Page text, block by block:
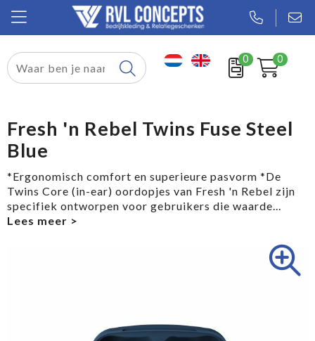
0 0
Relatiegeschenken
Tassen
Sport
Werkkleding
Fresh 'n Rebel Twins Fuse Steel
Blue
*Ergonomisch comfort en superieure pasvorm *De
Twins Core (in-ear) oordopjes van Fresh 'n Rebel zijn
specifiek ontworpen voor gebruikers die waarde...